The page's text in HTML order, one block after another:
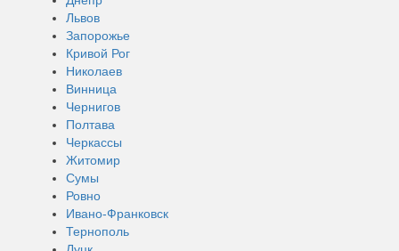
Львов
Запорожье
Кривой Рог
Николаев
Винница
Чернигов
Полтава
Черкассы
Житомир
Сумы
Ровно
Ивано-Франковск
Тернополь